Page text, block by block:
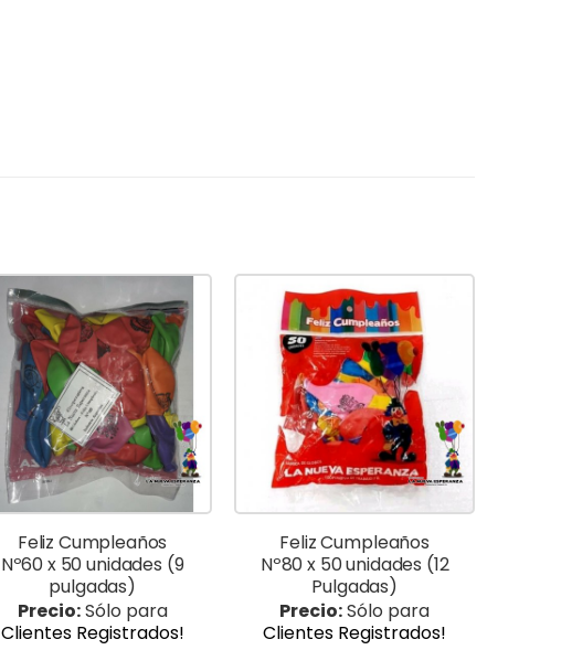
Feliz Cumpleaños
Nº60 x 50 unidades (9
pulgadas)
Precio:Sólo para
Clientes Registrados!
Feliz Cumpleaños
Nº80 x 50 unidades (12
Pulgadas)
Precio:Sólo para
Clientes Registrados!